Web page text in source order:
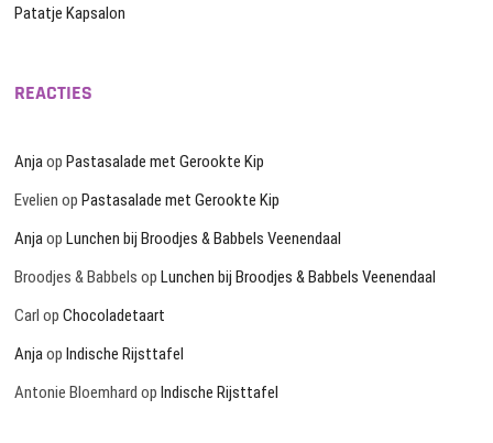
Patatje Kapsalon
REACTIES
AnjaopPastasalade met Gerookte Kip
Evelien opPastasalade met Gerookte Kip
AnjaopLunchen bij Broodjes & Babbels Veenendaal
Broodjes & Babbels opLunchen bij Broodjes & Babbels Veenendaal
Carl opChocoladetaart
AnjaopIndische Rijsttafel
Antonie Bloemhard opIndische Rijsttafel